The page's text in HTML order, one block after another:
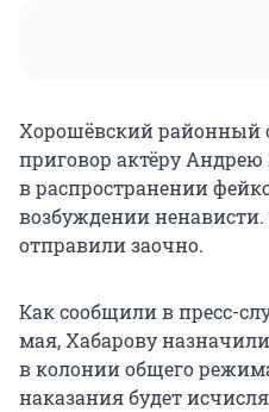
Хорошёвский районный
приговор актёру
в распространении
возбуждении
отправили заочно.
Как сообщили в пресс-
мая, Хабарову
в колонии общего
наказания будет